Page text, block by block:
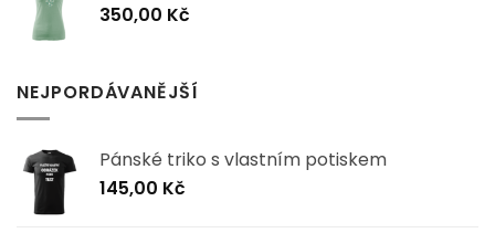
350,00 Kč
NEJPORDÁVANĚJŠÍ
Pánské triko s vlastním potiskem
145,00 Kč